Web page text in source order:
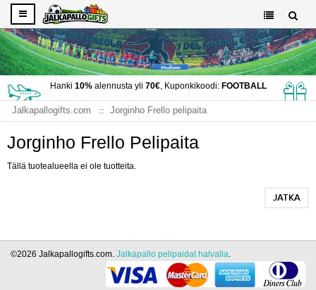
Hanki 10%alennusta yli 70€, Kuponkikoodi: FOOTBALL
Jalkapallogifts.com Jorginho Frello pelipaita
Jorginho Frello Pelipaita
Tällä tuotealueella ei ole tuotteita.
JATKA
©2026 Jalkapallogifts.com. Jalkapallo pelipaidat halvalla.